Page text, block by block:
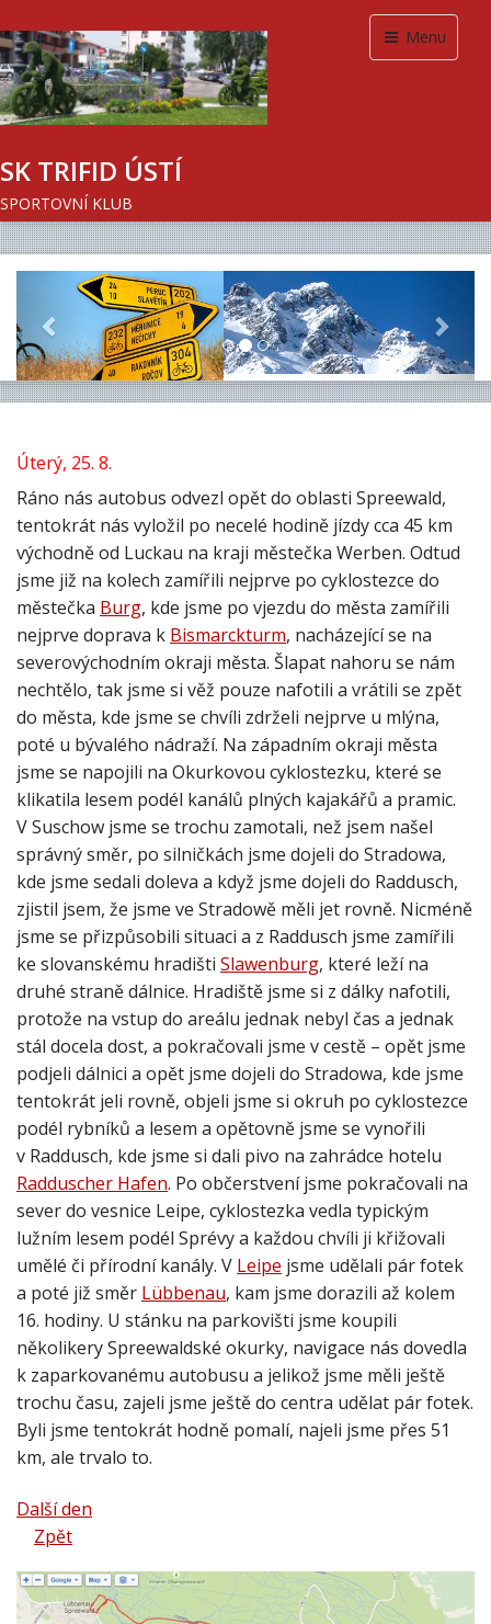
Menu
SK TRIFID ÚSTÍ
SPORTOVNÍ KLUB
Previous
Úterý, 25. 8.
Ráno nás autobus odvezl opět do oblasti Spreewald,
tentokrát nás vyložil po necelé hodině jízdy cca 45 km
východně od Luckau na kraji městečka Werben. Odtud
jsme již na kolech zamířili nejprve po cyklostezce do
městečka Burg , kde jsme po vjezdu do města zamířili
nejprve doprava k Bismarckturm , nacházející se na
severovýchodním okraji města. Šlapat nahoru se nám
nechtělo, tak jsme si věž pouze nafotili a vrátili se zpět
do města, kde jsme se chvíli zdrželi nejprve u mlýna,
poté u bývalého nádraží. Na západním okraji města
jsme se napojili na Okurkovou cyklostezku, které se
klikatila lesem podél kanálů plných kajakářů a pramic.
V Suschow jsme se trochu zamotali, než jsem našel
správný směr, po silničkách jsme dojeli do Stradowa,
kde jsme sedali doleva a když jsme dojeli do Raddusch,
zjistil jsem, že jsme ve Stradowě měli jet rovně. Nicméně
jsme se přizpůsobili situaci a z Raddusch jsme zamířili
ke slovanskému hradišti Slawenburg , které leží na
druhé straně dálnice. Hradiště jsme si z dálky nafotili,
protože na vstup do areálu jednak nebyl čas a jednak
stál docela dost, a pokračovali jsme v cestě – opět jsme
podjeli dálnici a opět jsme dojeli do Stradowa, kde jsme
tentokrát jeli rovně, objeli jsme si okruh po cyklostezce
podél rybníků a lesem a opětovně jsme se vynořili
v Raddusch, kde jsme si dali pivo na zahrádce hotelu
Radduscher Hafen . Po občerstvení jsme pokračovali na
sever do vesnice Leipe, cyklostezka vedla typickým
lužním lesem podél Sprévy a každou chvíli ji křižovali
umělé či přírodní kanály. V Leipe jsme udělali pár fotek
a poté již směr Lübbenau , kam jsme dorazili až kolem
16. hodiny. U stánku na parkovišti jsme koupili
několikery Spreewaldské okurky, navigace nás dovedla
k zaparkovanému autobusu a jelikož jsme měli ještě
trochu času, zajeli jsme ještě do centra udělat pár fotek.
Byli jsme tentokrát hodně pomalí, najeli jsme přes 51
km, ale trvalo to.
Další den
Zpět